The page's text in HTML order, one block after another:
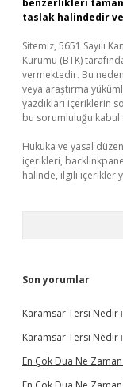
benzerlikleri
taslak halindedir
Sitemiz, 5651 Sayılı
Kurumu (BTK)
vermektedir. Bu
veya araştırma
yazdıkları içeriklerin
bu sorumluluğu kabul
Hukuka ve yasal
içerikleri,
halinde, ilgili içerikler
Son yorumlar
Karamsar Tersi Nedir
Karamsar Tersi Nedir
En Çok Dua Ne